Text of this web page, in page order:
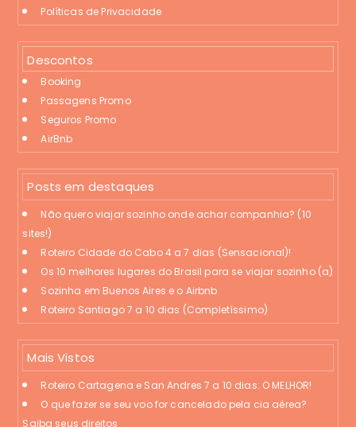
Políticas de Privacidade
Descontos
Booking
Passagens Promo
Seguros Promo
AirBnb
Posts em destaques
Não quero viajar sozinho onde achar companhia? (10
sites!)
Roteiro Cidade do Cabo 4 a 7 dias (Sensacional)!
Os 10 melhores lugares do Brasil para se viajar sozinho (a)
Sozinha em Buenos Aires e o Airbnb
Roteiro Santiago 7 a 10 dias (Completíssimo)
Mais Vistos
Roteiro Cartagena e San Andres 7 a 10 dias: O MELHOR!
O que fazer se seu voo for cancelado pela cia aérea?
Saiba seus direitos